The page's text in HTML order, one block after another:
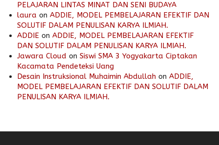
PELAJARAN LINTAS MINAT DAN SENI BUDAYA
laura on ADDIE, MODEL PEMBELAJARAN EFEKTIF DAN
SOLUTIF DALAM PENULISAN KARYA ILMIAH.
ADDIE on ADDIE, MODEL PEMBELAJARAN EFEKTIF
DAN SOLUTIF DALAM PENULISAN KARYA ILMIAH.
Jawara Cloud on Siswi SMA 3 Yogyakarta Ciptakan
Kacamata Pendeteksi Uang
Desain Instruksional Muhaimin Abdullah on ADDIE,
MODEL PEMBELAJARAN EFEKTIF DAN SOLUTIF DALAM
PENULISAN KARYA ILMIAH.